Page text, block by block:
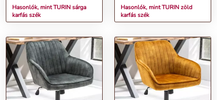
Hasonlók, mint TURIN sárga
karfás szék
Hasonlók, mint TURIN zöld
karfás szék